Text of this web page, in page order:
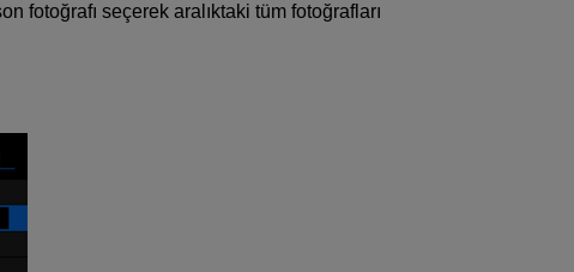
fotoğrafı seçerek aralıktaki tüm fotoğrafları